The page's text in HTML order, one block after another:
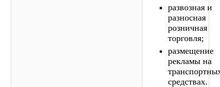
развозная и
разносная
розничная
торговля;
размещение
рекламы на
средствах.